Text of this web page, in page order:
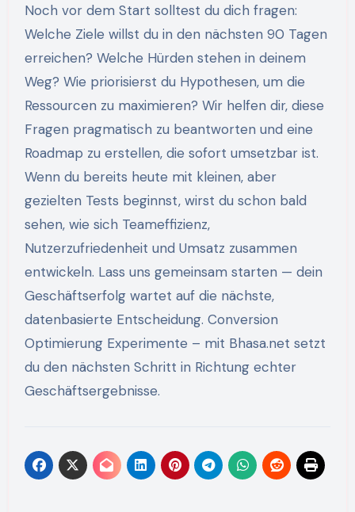
Noch vor dem Start solltest du dich fragen:
Welche Ziele willst du in den nächsten 90 Tagen
erreichen? Welche Hürden stehen in deinem
Weg? Wie priorisierst du Hypothesen, um die
Ressourcen zu maximieren? Wir helfen dir, diese
Fragen pragmatisch zu beantworten und eine
Roadmap zu erstellen, die sofort umsetzbar ist.
Wenn du bereits heute mit kleinen, aber
gezielten Tests beginnst, wirst du schon bald
sehen, wie sich Teameffizienz,
Nutzerzufriedenheit und Umsatz zusammen
entwickeln. Lass uns gemeinsam starten — dein
Geschäftserfolg wartet auf die nächste,
datenbasierte Entscheidung. Conversion
Optimierung Experimente – mit Bhasa.net setzt
du den nächsten Schritt in Richtung echter
Geschäftsergebnisse.